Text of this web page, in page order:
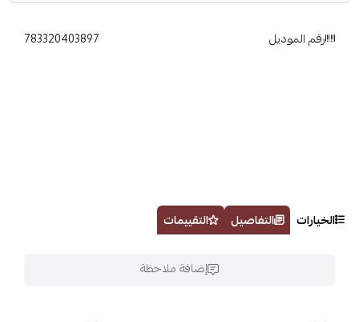
رقم الموديل 783320403897
الخيارات التفاصيل التقييمات
إضافة ملاحظة